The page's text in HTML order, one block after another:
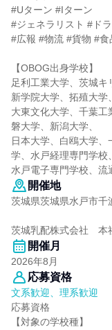
#Uターン #Iターン
#ジェネラリスト #ド
#広報 #物流 #貨物 #食
【OBOG出身学校】
足利工業大学、茨城
新学院大学、拓殖大学、
大東文化大学、千葉工
磐大学、新潟大学、
日本大学、白鴎大学
学、水戸経理専門学校、
水戸電子専門学校、流
開催地
茨城県茨城県水戸市千
茨城乳配株式会社 本
開催月
2026年8月
応募資格
文系歓迎、理系歓迎
応募資格
【対象の学校種】